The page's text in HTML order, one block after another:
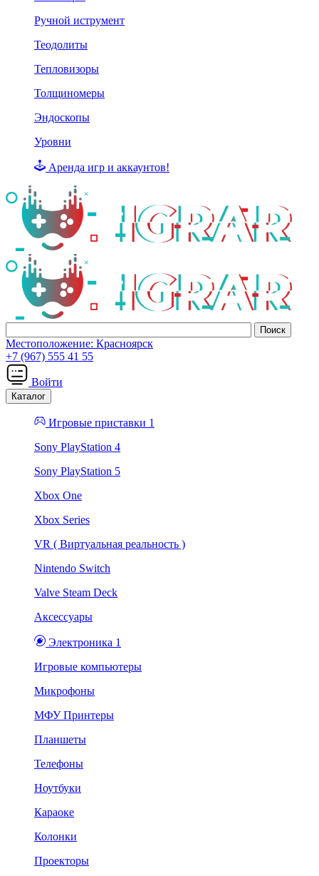
Ручной иструмент
Теодолиты
Тепловизоры
Толщиномеры
Эндоскопы
Уровни
Аренда игр и аккаунтов!
Местоположение: Красноярск
+7 (967) 555 41 55
Войти
Каталог
Игровые приставки 1
Sony PlayStation 4
Sony PlayStation 5
Xbox One
Xbox Series
VR ( Виртуальная реальность )
Nintendo Switch
Valve Steam Deck
Аксессуары
Электроника 1
Игровые компьютеры
Микрофоны
МФУ Принтеры
Планшеты
Телефоны
Ноутбуки
Караоке
Колонки
Проекторы